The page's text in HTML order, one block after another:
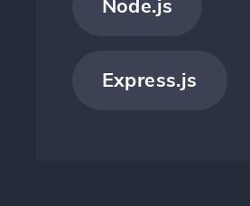
Node.js
Express.js